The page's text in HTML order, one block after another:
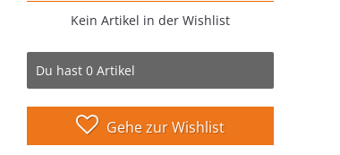
Kein Artikel in der Wishlist
Du hast 0 Artikel
Gehe zur Wishlist